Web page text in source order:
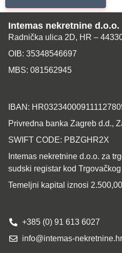
Intemas nekretnine d.o.o.
Radnička ulica 2D, HR –
OIB: 35348546697
MBS: 081562945
IBAN:
Privredna banka Zagreb d.d.,
SWIFT CODE: PBZGHR2X
Intemas nekretnine d.o.o. za
sudski registar kod
Temeljni kapital iznosi
+385 (0) 91 613 6027
info@intemas-nekretnine.hr